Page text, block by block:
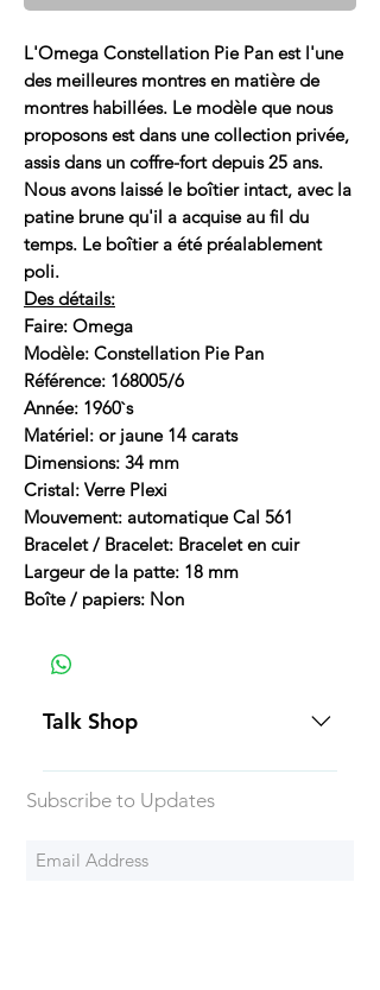
L'Omega Constellation Pie Pan est l'une
des meilleures montres en matière de
montres habillées. Le modèle que nous
proposons est dans une collection privée,
assis dans un coffre-fort depuis 25 ans.
Nous avons laissé le boîtier intact, avec la
patine brune qu'il a acquise au fil du
temps. Le boîtier a été préalablement
poli.
Des détails:
Faire: Omega
Modèle: Constellation Pie Pan
Référence: 168005/6
Année: 1960`s
Matériel: or jaune 14 carats
Dimensions: 34 mm
Cristal: Verre Plexi
Mouvement: automatique Cal 561
Bracelet / Bracelet: Bracelet en cuir
Largeur de la patte: 18 mm
Boîte / papiers: Non
Talk Shop
All our prices are displayed in USD
Each individual piece comes with a
watches include Priority Shipping
Subscribe to Updates